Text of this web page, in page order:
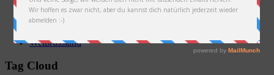
Thailand
Ukraine
Weißrussland
Tag Cloud